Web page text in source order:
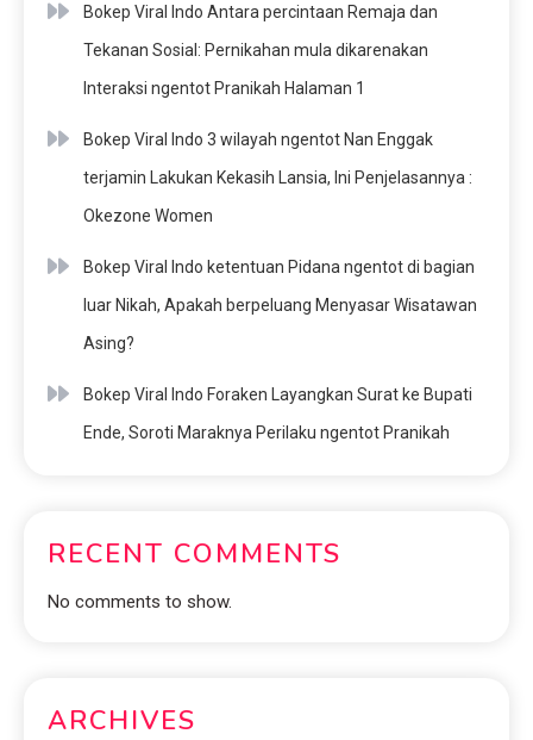
Bokep Viral Indo Antara percintaan Remaja dan
Tekanan Sosial: Pernikahan mula dikarenakan
Interaksi ngentot Pranikah Halaman 1
Bokep Viral Indo 3 wilayah ngentot Nan Enggak
terjamin Lakukan Kekasih Lansia, Ini Penjelasannya :
Okezone Women
Bokep Viral Indo ketentuan Pidana ngentot di bagian
luar Nikah, Apakah berpeluang Menyasar Wisatawan
Asing?
Bokep Viral Indo Foraken Layangkan Surat ke Bupati
Ende, Soroti Maraknya Perilaku ngentot Pranikah
RECENT COMMENTS
No comments to show.
ARCHIVES